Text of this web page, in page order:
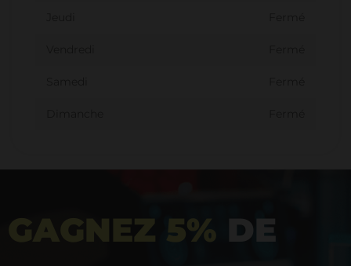
GAGNEZ 5% DE